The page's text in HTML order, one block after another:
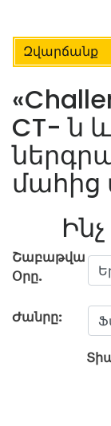
Զվարճանք
CT- ն
Շաբաթվա
Օրը.
Ժանրը: